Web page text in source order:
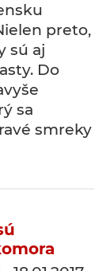
preto,
sú aj
Do
sa
smreky